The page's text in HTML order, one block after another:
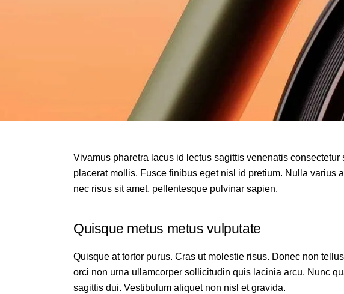
Vivamus pharetra lacus id lectus sagittis venenatis
placerat mollis. Fusce finibus eget nisl id pretium. Nulla varius
nec risus sit amet, pellentesque pulvinar sapien.
Quisque metus metus vulputate
Quisque at tortor purus. Cras ut molestie risus. Donec non
orci non urna ullamcorper sollicitudin quis lacinia arcu. Nunc
sagittis dui. Vestibulum aliquet non nisl et gravida.